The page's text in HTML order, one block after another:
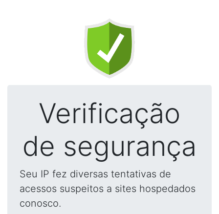
Verificação
de segurança
Seu IP fez diversas tentativas de
acessos suspeitos a sites hospedados
conosco.